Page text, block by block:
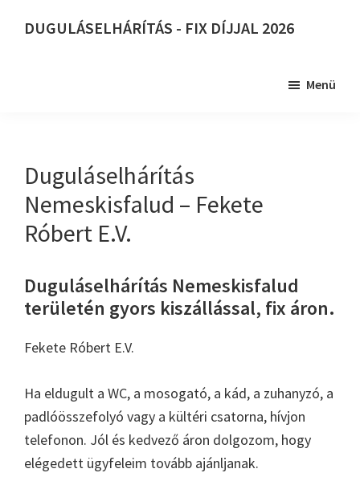
DUGULÁSELHÁRÍTÁS - FIX DÍJJAL 2026
Menü
Duguláselhárítás
Nemeskisfalud – Fekete
Róbert E.V.
Duguláselhárítás Nemeskisfalud
területén gyors kiszállással, fix áron.
Fekete Róbert E.V.
Ha eldugult a WC, a mosogató, a kád, a zuhanyzó, a
padlóösszefolyó vagy a kültéri csatorna, hívjon
telefonon. Jól és kedvező áron dolgozom, hogy
elégedett ügyfeleim tovább ajánljanak.